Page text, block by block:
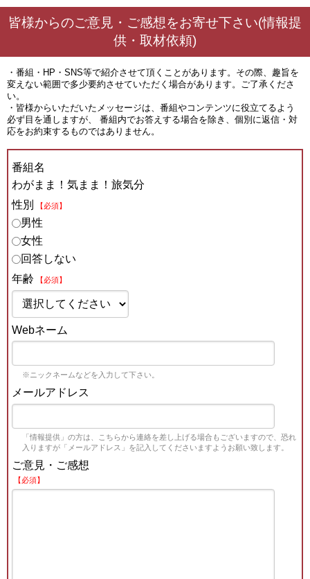
皆様からのご意見・ご感想をお寄せ下さい(情報提
供・取材依頼)
・番組・HP・SNS等で紹介させて頂くことがあります。その際、趣旨を
変えない範囲で多少要約させていただく場合があります。ご了承くださ
い。
・皆様からいただいたメッセージは、番組やコンテンツに役立てるよう
必ず目を通しますが、 番組内でお答えする場合を除き、個別に返信・対
応をお約束するものではありません。
番組名
わがまま！気まま！旅気分
性別
【必須】
男性
女性
回答しない
年齢
【必須】
Webネーム
※ニックネームなどを入力して下さい。
メールアドレス
「情報提供」の方は、こちらから連絡を差し上げる場合もございますので、恐れ
入りますが「メールアドレス」を記入してくださいますようお願い致します。
ご意見・ご感想
【必須】